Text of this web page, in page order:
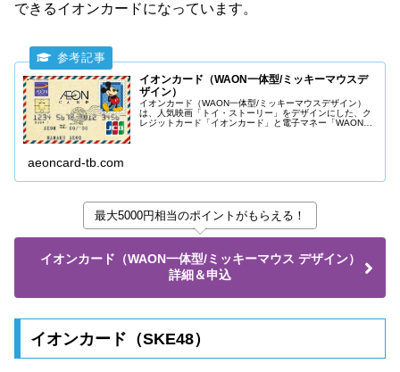
できるイオンカードになっています。
イオンカード（WAON一体型/ミッキーマウスデ
ザイン）
イオンカード（WAON一体型/ミッキーマウスデザイン）
は、人気映画「トイ・ストーリー」をデザインにした、ク
レジットカード「イオンカード」と電子マネー「WAON」
aeoncard-tb.com
最大5000円相当のポイントがもらえる！
イオンカード（WAON一体型/ミッキーマウス デザイン）
詳細＆申込
イオンカード（SKE48）